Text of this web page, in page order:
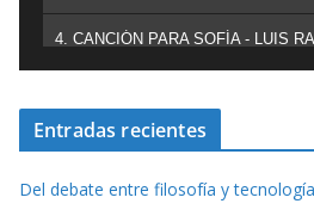
4. CANCIÓN PARA SOFÍA - LUIS
Entradas recientes
Del debate entre filosofía y